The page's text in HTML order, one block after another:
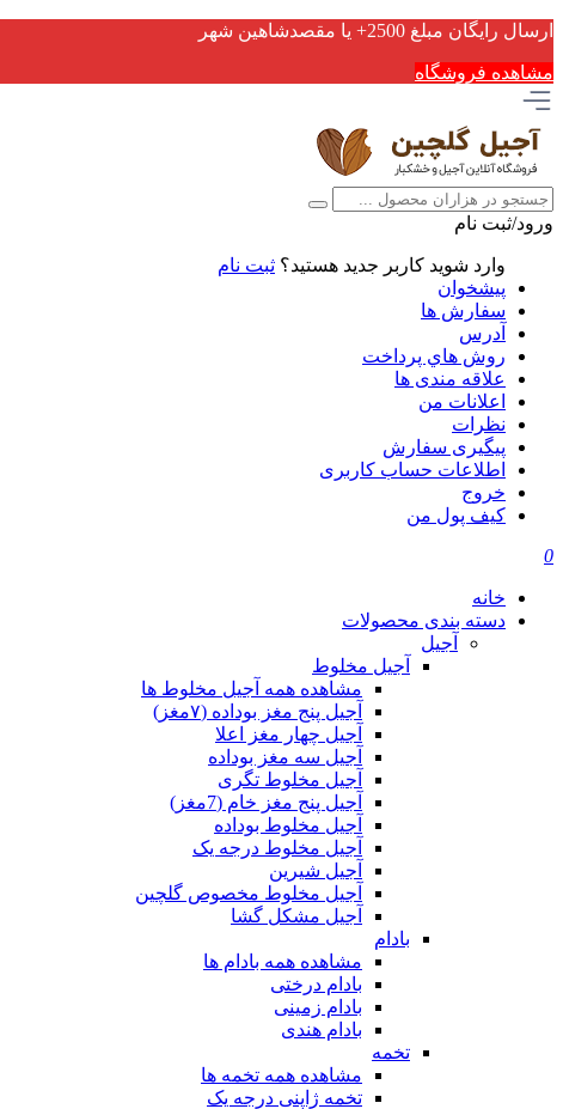
ارسال رایگان مبلغ 2500+ یا مقصدشاهین شهر
مشاهده فروشگاه
ورود/ثبت نام
وارد شوید کاربر جدید هستید؟ ثبت نام
پیشخوان
سفارش ها
آدرس
روش هاي پرداخت
علاقه مندی ها
اعلانات من
نظرات
پیگیری سفارش
اطلاعات حساب كاربری
خروج
کیف پول من
0
خانه
دسته بندی محصولات
آجیل
آجیل مخلوط
مشاهده همه آجیل مخلوط ها
آجیل پنج مغز بوداده (۷مغز)
آجیل چهار مغز اعلا
آجیل سه مغز بوداده
آجیل مخلوط تگری
آجیل پنج مغز خام (7مغز)
آجیل مخلوط بوداده
آجیل مخلوط درجه یک
آجیل شیرین
آجیل مخلوط مخصوص گلچین
آجیل مشکل گشا
بادام
مشاهده همه بادام ها
بادام درختی
بادام زمینی
بادام هندی
تخمه
مشاهده همه تخمه ها
تخمه ژاپنی درجه یک